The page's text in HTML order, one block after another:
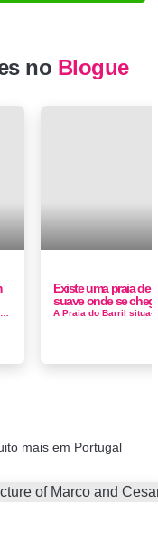
no Blogue
Existe uma praia de
suave onde se
mais em Portugal